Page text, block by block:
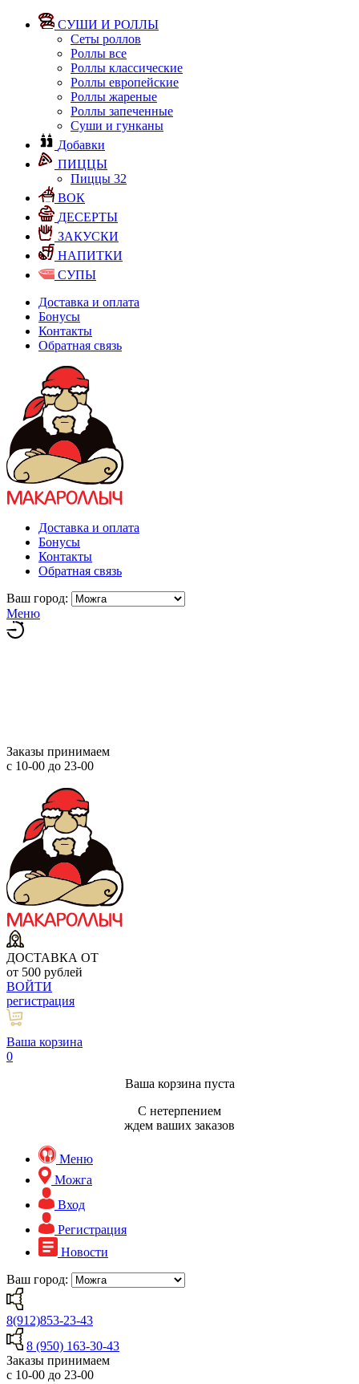
СУШИ И РОЛЛЫ
Сеты роллов
Роллы все
Роллы классические
Роллы европейские
Роллы жареные
Роллы запеченные
Суши и гунканы
Добавки
ПИЦЦЫ
Пиццы 32
ВОК
ДЕСЕРТЫ
ЗАКУСКИ
НАПИТКИ
СУПЫ
Доставка и оплата
Бонусы
Контакты
Обратная связь
Доставка и оплата
Бонусы
Контакты
Обратная связь
Ваш город:
Меню
Заказы принимаем
с 10-00 до 23-00
ДОСТАВКА ОТ
от 500 рублей
ВОЙТИ
регистрация
Ваша корзина
0
Ваша корзина пуста
С нетерпением
ждем ваших заказов
Меню
Можга
Вход
Регистрация
Новости
Ваш город:
8(912)853-23-43
8 (950) 163-30-43
Заказы принимаем
с 10-00 до 23-00